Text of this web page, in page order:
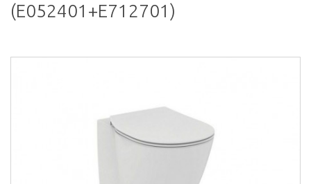
(E052401+E712701)